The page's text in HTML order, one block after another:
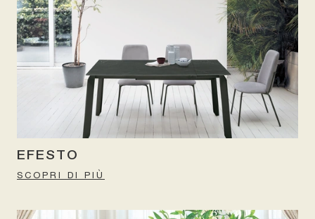
EFESTO
SCOPRI DI PIÙ